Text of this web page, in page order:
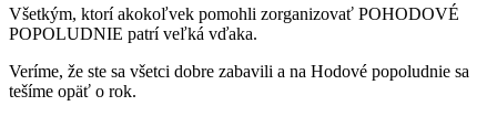
Všetkým, ktorí akokoľvek pomohli zorganizovať POHODOVÉ
POPOLUDNIE patrí veľká vďaka.
Veríme, že ste sa všetci dobre zabavili a na Hodové popoludnie sa
tešíme opäť o rok.